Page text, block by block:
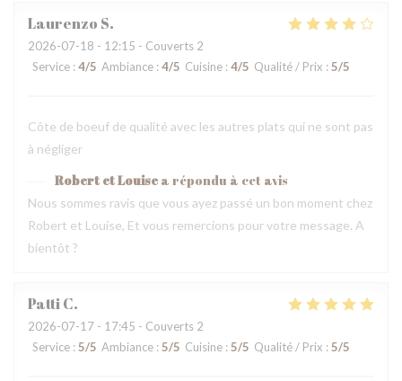
Laurenzo S
2026-07-18 - 12:15 - Couverts 2
Service : 4/5 Ambiance : 4/5 Cuisine : 4/5 Qualité / Prix : 5/5
Côte de boeuf de qualité avec les autres plats qui ne sont pas
à négliger
Robert et Louise a répondu à cet avis
Nous sommes ravis que vous ayez passé un bon moment chez
Robert et Louise, Et vous remercions pour votre message. A
bientôt ?
PattiC
2026-07-17 - 17:45 - Couverts 2
Service : 5/5 Ambiance : 5/5 Cuisine : 5/5 Qualité / Prix : 5/5